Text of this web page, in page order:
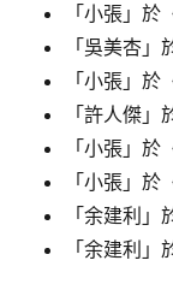
「小張 」於
「吳美杏 」
「小張 」於
「許人傑 」
「小張 」於
「小張 」於
「余建利 」
「余建利 」